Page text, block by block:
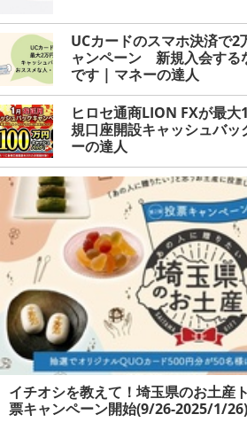
UCカードのスマホ決済で
ャンペーン 新規入会する
です | マネーの達人
ヒロセ通商LION FXが最
規口座開設キャッシュバ
ーの達人
イチオシを教えて！埼玉県のお土産
票キャンペーン開始(9/26-2025/1/